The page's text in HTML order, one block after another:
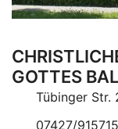
GOTTES
Tübinger Str.
07427/915715